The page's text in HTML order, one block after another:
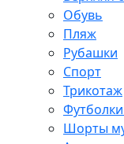
Обувь
Пляж
Рубашки
Спорт
Трикотаж
Шорты